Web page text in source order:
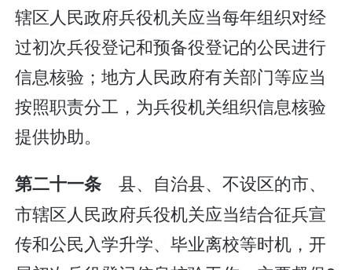
辖区人民政府兵役机关应当每年组织对经
过初次兵役登记和预备役登记的公民进行
信息核验；地方人民政府有关部门等应当
按照职责分工，为兵役机关组织信息核验
提供协助。
第二十一条 县、自治县、不设区的市、
市辖区人民政府兵役机关应当结合征兵宣
传和公民入学升学、毕业离校等时机，开